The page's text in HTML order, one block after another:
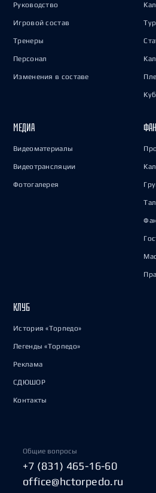
Руководство
Игровой состав
Тренеры
Персонал
Изменения в составе
МЕДИА
Видеоматериалы
Видеотрансляции
Фотогалерея
КЛУБ
История «Торпедо»
Легенды «Торпедо»
Реклама
СДЮШОР
Контакты
Общие вопросы
+7 (831) 465-16-60
office@hctorpedo.ru